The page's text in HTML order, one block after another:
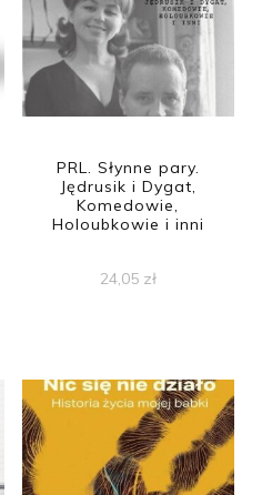
PRL. Słynne pary.
Jędrusik i Dygat,
Komedowie,
Holoubkowie i inni
24,05 zł